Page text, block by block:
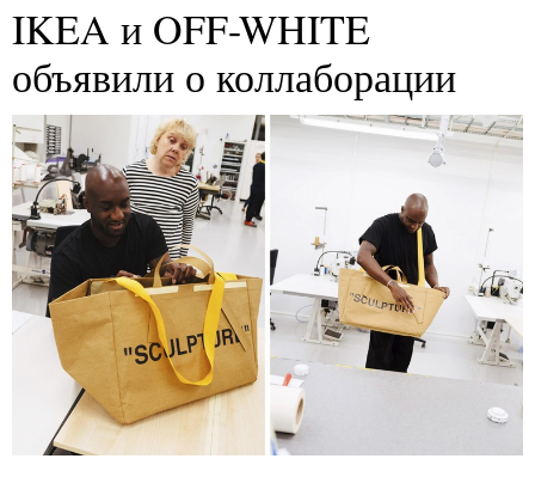
IKEA и OFF-WHITE
объявили о коллаборации